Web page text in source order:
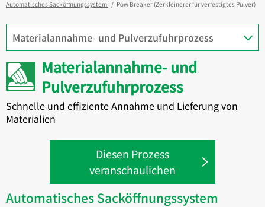
Automatisches Sacköffnungssystem
Pow Breaker (Zerkleinerer für verfestigtes Pulver)
Materialannahme- und
Pulverzufuhrprozess
Schnelle und effiziente Annahme und Lieferung von
Materialien
Diesen Prozess
veranschaulichen
Automatisches Sacköffnungssystem